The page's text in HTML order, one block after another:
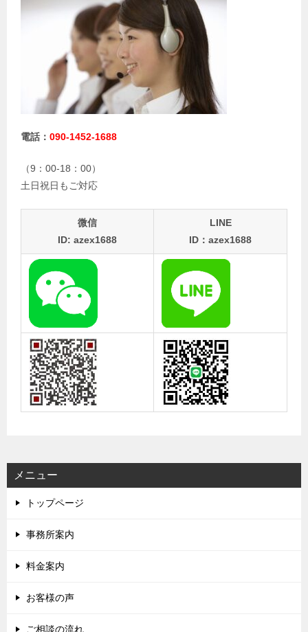
電話： 090-1452-1688
（9：00-18：00）
土日祝日もご対応
微信
ID: azex1688
LINE
ID：azex1688
メニュー
トップページ
事務所案内
料金案内
お客様の声
ご相談の流れ